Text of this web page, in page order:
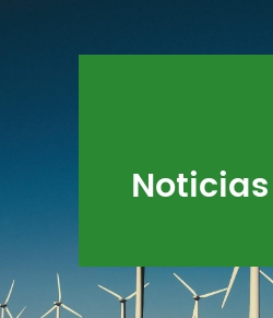
Noticias